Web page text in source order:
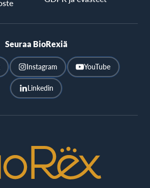
Seuraa BioRexiä
Instagram YouTube
Linkedin